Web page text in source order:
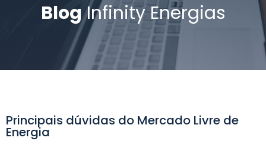
BlogInfinity Energias
Principais dúvidas do Mercado Livre de
Energia